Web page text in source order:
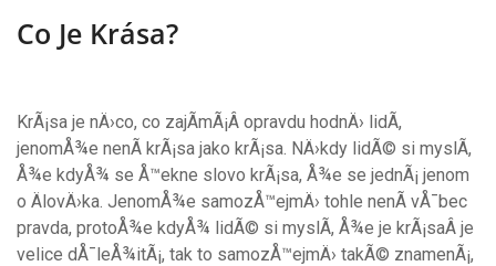
Co Je Krása?
KrÃ¡sa je nÄ›co, co zajÃ­mÃ¡Â opravdu hodnÄ› lidÃ­,
jenomÅ¾e nenÃ­ krÃ¡sa jako krÃ¡sa. NÄ›kdy lidÃ© si myslÃ­,
Å¾e kdyÅ¾ se Å™ekne slovo krÃ¡sa, Å¾e se jednÃ¡ jenom
o ÄlovÄ›ka. JenomÅ¾e samozÅ™ejmÄ› tohle nenÃ­ vÅ¯bec
pravda, protoÅ¾e kdyÅ¾ lidÃ© si myslÃ­, Å¾e je krÃ¡saÂ je
velice dÅ¯leÅ¾itÃ¡, tak to samozÅ™ejmÄ› takÃ© znamenÃ¡,